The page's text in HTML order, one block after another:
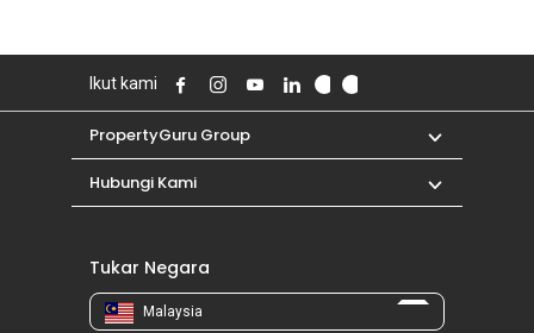
Ikut kami
PropertyGuru Group
Hubungi Kami
Tukar Negara
Malaysia